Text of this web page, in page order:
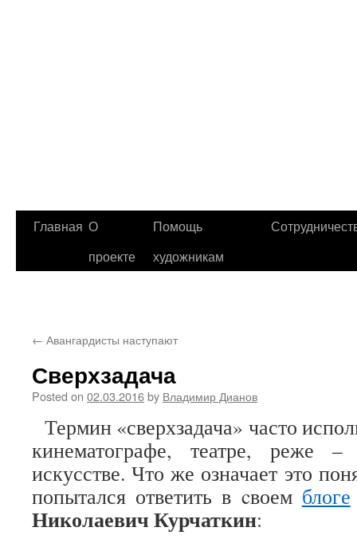
Главная О
проекте
Помощь
художникам
← Авангардисты наступают
Сверхзадача
Posted on 02.03.2016by Владимир Дианов
Термин «сверхзадача» часто
кинематографе, театре, реже –
искусстве. Что же означает это
попытался ответить в cвоем блоге
НиколаевичКурчаткин: